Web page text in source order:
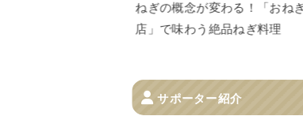
ねぎの概念が変わる！「おね
店」で味わう絶品ねぎ料理
サポーター紹介